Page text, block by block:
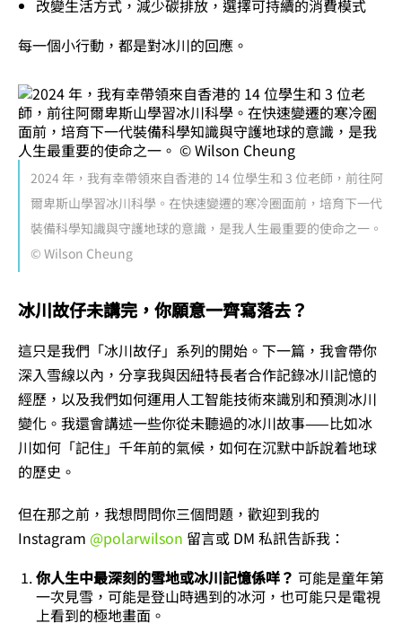
改變生活方式，減少碳排放，選擇可持續的消費模式
每一個小行動，都是對冰川的回應。
2024 年，我有幸帶領來自香港的 14 位學生和 3 位老師，前往阿
爾卑斯山學習冰川科學。在快速變遷的寒冷圈面前，培育下一代
裝備科學知識與守護地球的意識，是我人生最重要的使命之一。
© Wilson Cheung
冰川故仔未講完，你願意一齊寫落去？
這只是我們「冰川故仔」系列的開始。下一篇，我會帶你
深入雪線以內，分享我與因紐特長者合作記錄冰川記憶的
經歷，以及我們如何運用人工智能技術來識別和預測冰川
變化。我還會講述一些你從未聽過的冰川故事——比如冰
川如何「記住」千年前的氣候，如何在沉默中訴說着地球
的歷史。
但在那之前，我想問問你三個問題，歡迎到我的
Instagram @polarwilson 留言或 DM 私訊告訴我：
你人生中最深刻的雪地或冰川記憶係咩？ 可能是童年第
一次見雪，可能是登山時遇到的冰河，也可能只是電視
上看到的極地畫面。